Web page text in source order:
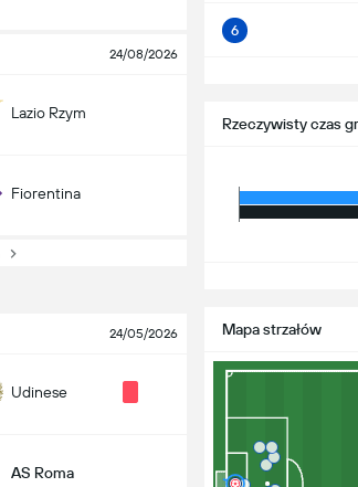
24/08/2026
Lazio Rzym
Fiorentina
24/05/2026
Udinese
AS Roma
6
Rzeczywisty czas
Mapa strzałów